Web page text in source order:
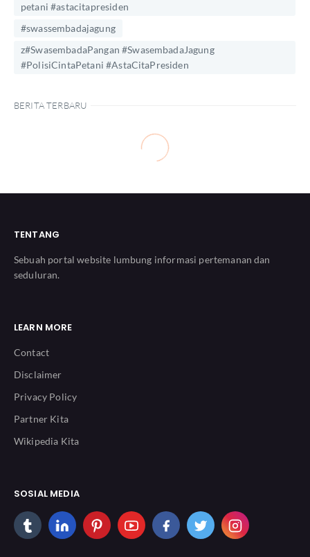
petani #astacitapresiden
#swassembadajagung
z#SwasembadaPangan #SwasembadaJagung
#PolisiCintaPetani #AstaCitaPresiden
BERITA TERBARU
TENTANG
Sebuah portal website lumbung informasi pertemanan dan
seduluran.
LEARN MORE
Contact
Disclaimer
Privacy Policy
Partner Kita
Wikipedia Kita
SOSIAL MEDIA